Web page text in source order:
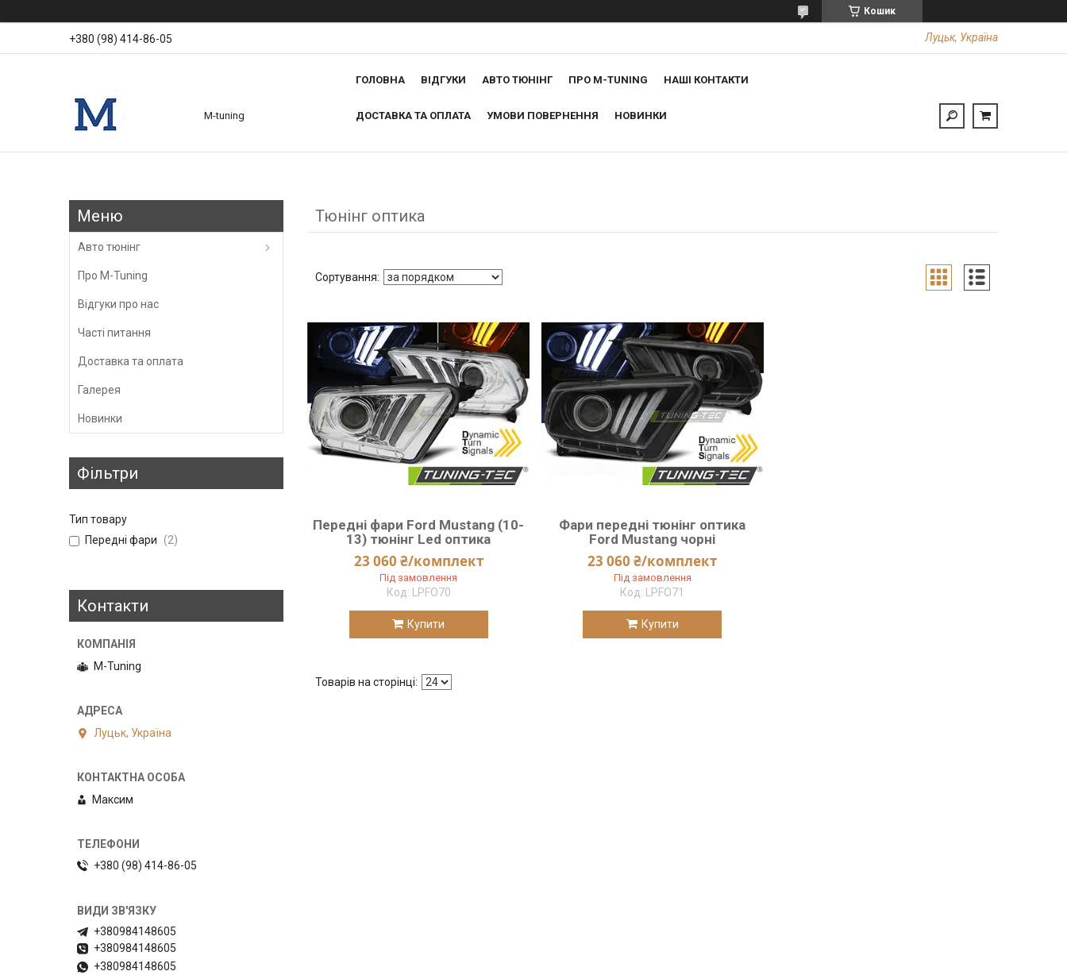
Кошик
+380 (98) 414-86-05 Луцьк, Україна
M-tuning
ГОЛОВНА ВІДГУКИ АВТО ТЮНІНГ ПРО M-TUNING НАШІ КОНТАКТИ
ДОСТАВКА ТА ОПЛАТА УМОВИ ПОВЕРНЕННЯ НОВИНКИ
Тюнінг оптика
Передні фари Ford Mustang (10-
13) тюнінг Led оптика
23 060 ₴/комплект
Під замовлення
LPFO70
Купити
Фари передні тюнінг оптика
Ford Mustang чорні
23 060 ₴/комплект
Під замовлення
LPFO71
Купити
Авто тюнінг
Про M-Tuning
Відгуки про нас
Часті питання
Доставка та оплата
Галерея
Новинки
Фільтри
Тип товару
Передні фари
2
Контакти
M-Tuning
Луцьк, Україна
Максим
+380 (98) 414-86-05
+380984148605
+380984148605
+380984148605